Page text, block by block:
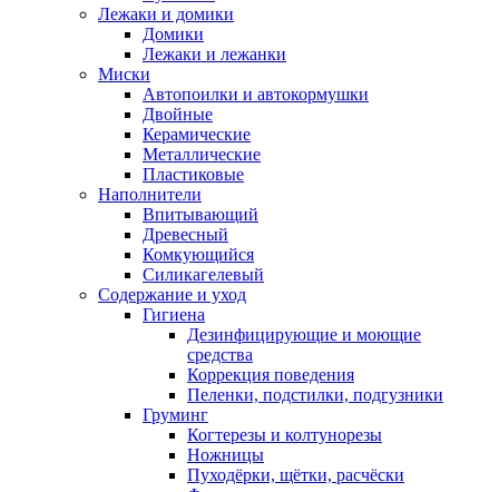
Лежаки и домики
Домики
Лежаки и лежанки
Миски
Автопоилки и автокормушки
Двойные
Керамические
Металлические
Пластиковые
Наполнители
Впитывающий
Древесный
Комкующийся
Силикагелевый
Содержание и уход
Гигиена
Дезинфицирующие и моющие
средства
Коррекция поведения
Пеленки, подстилки, подгузники
Груминг
Когтерезы и колтунорезы
Ножницы
Пуходёрки, щётки, расчёски